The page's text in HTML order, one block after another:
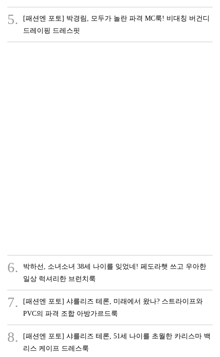
5.
[패션엔 포토] 박경림, 모두가 놀란 파격 MC룩! 비대칭 버건디
드레이핑 드레스핏
6.
박하선, 소녀소녀 38세 나이를 잊었네! 페도라햇 쓰고 우아한
일상 럭셔리한 브런치룩
7.
[패션엔 포토] 샤를리즈 테론, 미래에서 왔나? 스트라이프와
PVC의 파격 조합 아방가르드룩
8.
[패션엔 포토] 샤를리즈 테론, 51세 나이를 초월한 카리스마 백
리스 케이프 드레스룩